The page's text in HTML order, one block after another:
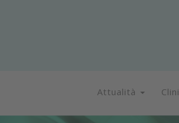
Attualità